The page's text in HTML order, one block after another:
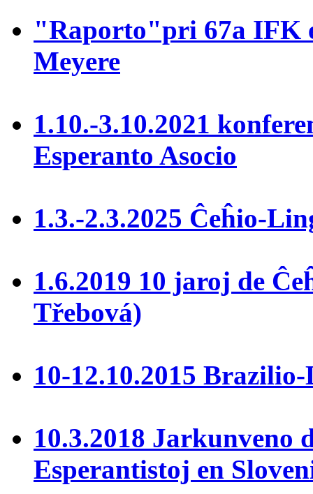
"Raporto"pri 67a IFK
Meyere
1.10.-3.10.2021
Esperanto Asocio
1.3.-2.3.2025 Ĉeĥio-
1.6.2019 10 jaroj de
Třebová)
10-12.10.2015
10.3.2018 Jarkunveno
Esperantistoj en